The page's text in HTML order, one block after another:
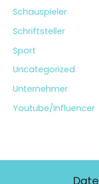
Schauspieler
Schriftsteller
Sport
Uncategorized
Unternehmer
Youtube/Influencer